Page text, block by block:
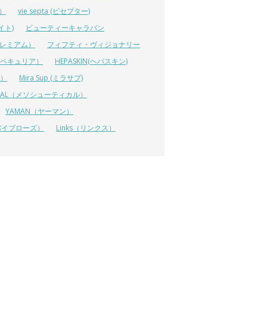
vie septa (ビセプター)
ト)
ビューティーキャラバン
ミアム）
フィフティ・ヴィジョナリー
キュリア）
HEPASKIN(ヘパスキン)
Mira Sup (ミラサプ)
（メソシューティカル）
YAMAN（ヤーマン）
ブローズ）
Links（リンクス）